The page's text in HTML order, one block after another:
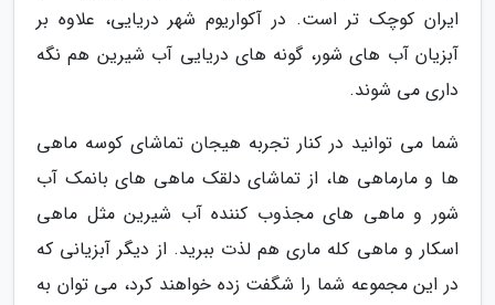
ایران کوچک تر است. در آکواریوم شهر دریایی، علاوه بر
آبزیان آب های شور، گونه های دریایی آب شیرین هم نگه
داری می شوند.
شما می توانید در کنار تجربه هیجان تماشای کوسه ماهی
ها و مارماهی ها، از تماشای دلقک ماهی های بانمک آب
شور و ماهی های مجذوب کننده آب شیرین مثل ماهی
اسکار و ماهی کله ماری هم لذت ببرید. از دیگر آبزیانی که
در این مجموعه شما را شگفت زده خواهند کرد، می توان به